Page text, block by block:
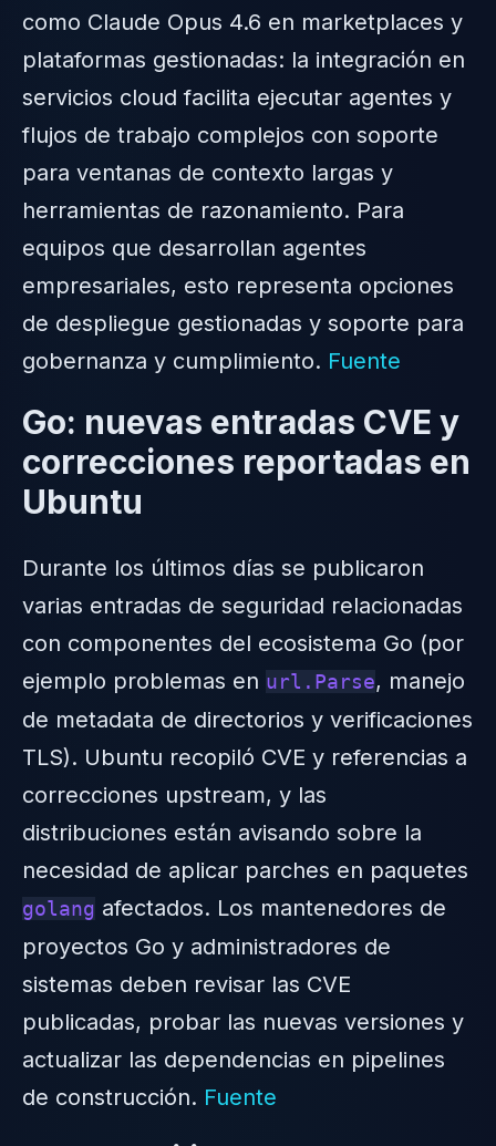
como Claude Opus 4.6 en marketplaces y
plataformas gestionadas: la integración en
servicios cloud facilita ejecutar agentes y
flujos de trabajo complejos con soporte
para ventanas de contexto largas y
herramientas de razonamiento. Para
equipos que desarrollan agentes
empresariales, esto representa opciones
de despliegue gestionadas y soporte para
gobernanza y cumplimiento. Fuente
Go: nuevas entradas CVE y
correcciones reportadas en
Ubuntu
Durante los últimos días se publicaron
varias entradas de seguridad relacionadas
con componentes del ecosistema Go (por
ejemplo problemas en url.Parse, manejo
de metadata de directorios y verificaciones
TLS). Ubuntu recopiló CVE y referencias a
correcciones upstream, y las
distribuciones están avisando sobre la
necesidad de aplicar parches en paquetes
golang afectados. Los mantenedores de
proyectos Go y administradores de
sistemas deben revisar las CVE
publicadas, probar las nuevas versiones y
actualizar las dependencias en pipelines
de construcción. Fuente